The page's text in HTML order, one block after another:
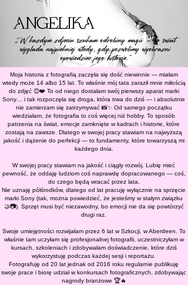
ANGELIKA
„W kazdym zdjeciu szukam odrobiny magii — bo swiat
wyglada najpiekniej wtedy, gdy pozwolimy wyobrazni
opowiedziecjego historie.”
Moja historia z fotografią zaczęła się dość niewinnie — miałam
wtedy może 14 albo 15 lat. To właśnie mój tata zaraził mnie miłością
do zdjęć 😊❤️ To od niego dostałam swój pierwszy aparat marki
Sony… i tak rozpoczęła się droga, która trwa do dziś — i absolutnie
nie zamierzam się zatrzymywać 📸✨ Od samego początku
wiedziałam, że fotografia to coś więcej niż hobby. To sposób
patrzenia na świat, emocje zamknięte w kadrach i historie, które
zostają na zawsze. Dlatego w swojej pracy stawiam na najwyższą
jakość i dążenie do perfekcji — to fundamenty, które towarzyszą mi
każdego dnia.
W swojej pracy stawiam na jakość i ciągły rozwój. Lubię mieć
pewność, że oddaję ludziom coś naprawdę dopracowanego — coś,
do czego będą wracać przez lata.
Nie uznaję półśrodków, dlatego od lat pracuję wyłącznie na sprzęcie
marki Sony (tak, można powiedzieć, że jesteśmy w stałym związku
🤝📷). Sprzęt musi być niezawodny, bo emocji nie da się powtórzyć
drugi raz.
Swoje umiejętności rozwijałam przez 6 lat w Szkocji, w Aberdeen. To
właśnie tam uczyłam się profesjonalnej fotografii, uczestniczyłam w
kursach, szkoleniach i zdobywałam doświadczenie, które dziś
wykorzystuję podczas każdej sesji i reportażu.
Fotografuję od 20 lat jednak od 2016 roku regularnie publikuję
swoje prace i biorę udział w konkursach fotograficznych, zdobywając
nagrody branżowe 🏆🔥